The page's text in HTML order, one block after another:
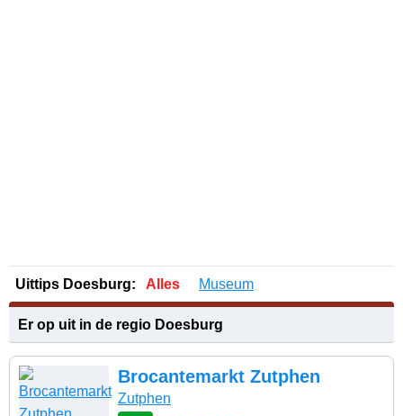
Uittips Doesburg: Alles Museum
Er op uit in de regio Doesburg
Brocantemarkt Zutphen
Zutphen